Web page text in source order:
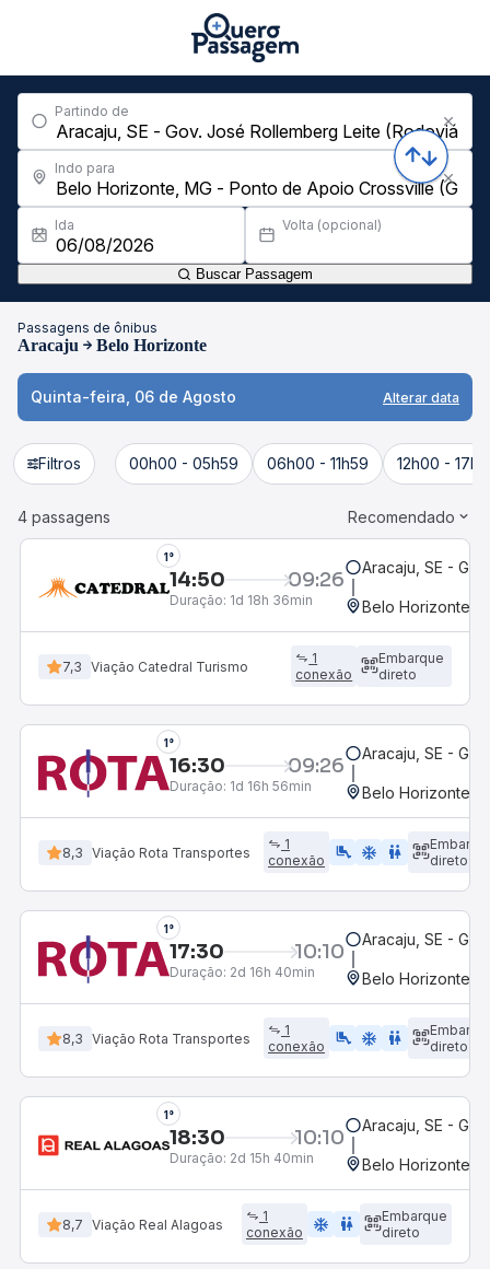
Partindo de
Indo para
Ida Volta (opcional)
Buscar Passagem
Passagens de ônibus
Aracaju Belo Horizonte
Quinta-feira, 06 de Agosto Alterar data
Filtros 00h00 - 05h59 06h00 - 11h59 12h00 -
4 passagens Recomendado
1°
14:50 09:26
Duração: 1d 18h 36min
Aracaju, SE -
Belo Horizonte,
7,3 Viação Catedral Turismo
1
conexão
Embarque
direto
1°
16:30 09:26
Duração: 1d 16h 56min
Aracaju, SE -
Belo Horizonte,
8,3 Viação Rota Transportes
1
conexão
airline_seat_legroom_extra ac_unit WC
direto
1°
17:30 10:10
Duração: 2d 16h 40min
Aracaju, SE -
Belo Horizonte,
8,3 Viação Rota Transportes
1
conexão
airline_seat_legroom_extra ac_unit WC
direto
1°
18:30 10:10
Duração: 2d 15h 40min
Aracaju, SE -
Belo Horizonte,
8,7 Viação Real Alagoas
1
conexão
ac_unit wc
Embarque
direto